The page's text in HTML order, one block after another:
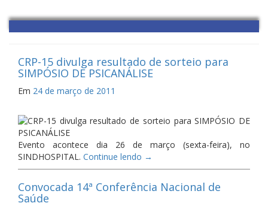
CRP-15 divulga resultado de sorteio para
SIMPÓSIO DE PSICANÁLISE
Em 24 de março de 2011
Evento acontece dia 26 de março (sexta-feira), no
SINDHOSPITAL. Continue lendo →
Convocada 14ª Conferência Nacional de
Saúde